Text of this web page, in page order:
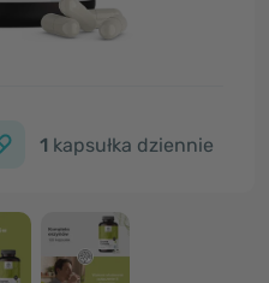
1 kapsułka dziennie